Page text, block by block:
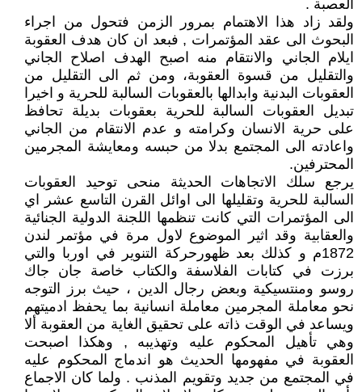
العصبة .
ولقد زاد هذا الاهتمام بمرور الزمن فتحول من اجراء
البحوث الى عقد المؤتمرات , فبعد ان كان هدف العقوبة
ايلام الجاني والانتقام منه اصبح الهدف اصلاح الجاني
والتقليل من قسوة العقوبة، ومن ثم الى التقليل من
العقوبات البدنية وابدالها بالعقوبات السالبة للحرية و اخيرا
تبديل العقوبات السالبة للحرية بعقوبات بديلة تحافظ
على حرية الانسان وكرامته و عدم الانتقام من الجاني
واعادته الى المجتمع بدلا من حبسه ومعايشة المجرمين
المحترفين.
يرجع سلك الاتجاهات الحديثة منحى توحيد العقوبات
السالبة للحرية وتقليلها الى اوائل القرن التاسع عشر اي
الى المؤتمرات التي كانت تنظمها اللجنة الدولية الجنائية
والعقابية وقد اثير الموضوع لاول مرة في مؤتمر لندن
1872م و كذلك بعد ظهورحركة التنوير في اوربا والتي
برزت في كتابات الفلاسفة والكتاب خاصة جان جاك
روسو ومنتسيكية وبعض رجال الدين ، حيث برز التوجه
نحو معاملة المجرمين معاملة انسانية بما يحفظ ادميتهم
ويساعد في الوقت ذاته على تحقيق الغاية من العقوبة ألا
وهي تأهيل المحكوم عليه وتهذيبه , وهكذا اصبحت
العقوبة في مفهومها الحديث هو اندماج المحكوم عليه
في المجتمع من جديد وتقويم المذنب . ولما كان الاجماع